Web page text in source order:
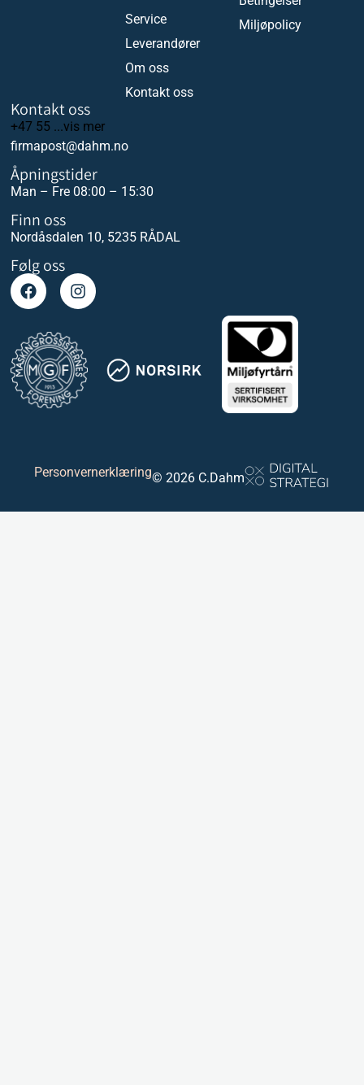
Service
Leverandører
Om oss
Kontakt oss
Miljøpolicy
Kontakt oss
+47 55 ...vis mer
firmapost@dahm.no
Åpningstider
Man – Fre 08:00 – 15:30
Finn oss
Nordåsdalen 10, 5235 RÅDAL
Følg oss
Personvernerklæring© 2026 C.Dahm